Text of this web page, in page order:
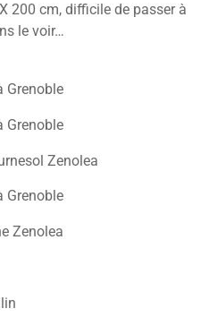
200 cm, difficile de passer à
le voir…